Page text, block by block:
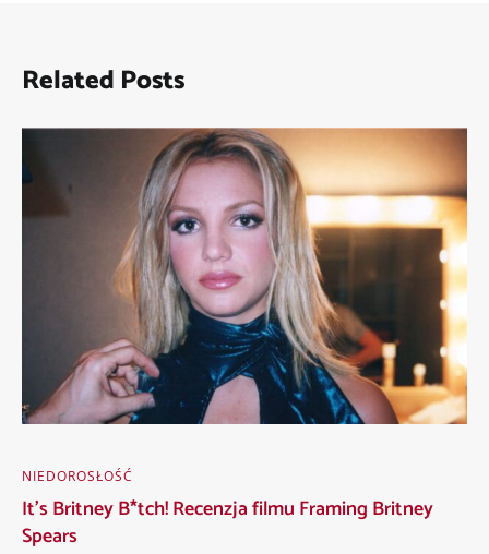
Related Posts
NIEDOROSŁOŚĆ
It’s Britney B*tch! Recenzja filmu Framing Britney
Spears